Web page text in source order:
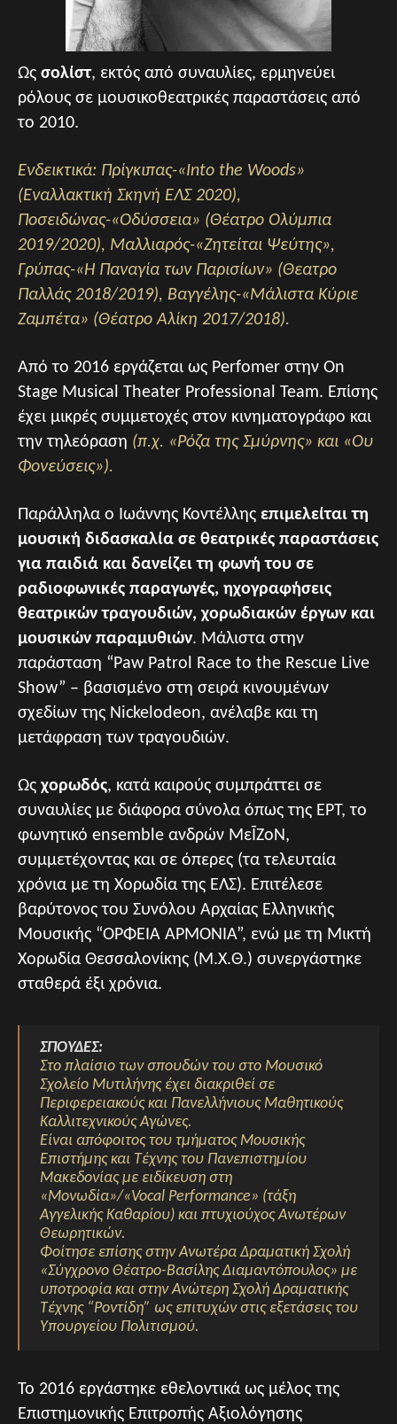
Ως σολίστ, εκτός από συναυλίες, ερμηνεύει
ρόλους σε μουσικοθεατρικές παραστάσεις από
το 2010.
Ενδεικτικά: Πρίγκιπας-«Into the Woods»
(Εναλλακτική Σκηνή ΕΛΣ 2020),
Ποσειδώνας-«Οδύσσεια» (Θέατρο Ολύμπια
2019/2020), Μαλλιαρός-«Ζητείται Ψεύτης»,
Γρύπας-«Η Παναγία των Παρισίων» (Θεατρο
Παλλάς 2018/2019), Βαγγέλης-«Μάλιστα Κύριε
Ζαμπέτα» (Θέατρο Αλίκη 2017/2018).
Από το 2016 εργάζεται ως Perfomer στην On
Stage Musical Theater Professional Team. Επίσης
έχει μικρές συμμετοχές στον κινηματογράφο και
την τηλεόραση (π.χ. «Ρόζα της Σμύρνης» και «Ου
Φονεύσεις»).
Παράλληλα ο Ιωάννης Κοντέλλης επιμελείται τη
μουσική διδασκαλία σε θεατρικές παραστάσεις
για παιδιά και δανείζει τη φωνή του σε
ραδιοφωνικές παραγωγές, ηχογραφήσεις
θεατρικών τραγουδιών, χορωδιακών έργων και
μουσικών παραμυθιών. Μάλιστα στην
παράσταση “Paw Patrol Race to the Rescue Live
Show” – βασισμένο στη σειρά κινουμένων
σχεδίων της Nickelodeon, ανέλαβε και τη
μετάφραση των τραγουδιών.
Ως χορωδός, κατά καιρούς συμπράττει σε
συναυλίες με διάφορα σύνολα όπως της ΕΡΤ, το
φωνητικό ensemble ανδρών ΜεĪΖοΝ,
συμμετέχοντας και σε όπερες (τα τελευταία
χρόνια με τη Χορωδία της ΕΛΣ). Επιτέλεσε
βαρύτονος του Συνόλου Αρχαίας Ελληνικής
Μουσικής “ΟΡΦΕΙΑ ΑΡΜΟΝΙΑ”, ενώ με τη Μικτή
Χορωδία Θεσσαλονίκης (Μ.Χ.Θ.) συνεργάστηκε
σταθερά έξι χρόνια.
ΣΠΟΥΔΕΣ:
Στο πλαίσιο των σπουδών του στο Μουσικό
Σχολείο Μυτιλήνης έχει διακριθεί σε
Περιφερειακούς και Πανελλήνιους Μαθητικούς
Καλλιτεχνικούς Αγώνες.
Είναι απόφοιτος του τμήματος Μουσικής
Επιστήμης και Τέχνης του Πανεπιστημίου
Μακεδονίας με ειδίκευση στη
«Μονωδία»/«Vocal Performance» (τάξη
Αγγελικής Καθαρίου) και πτυχιούχος Ανωτέρων
Θεωρητικών.
Φοίτησε επίσης στην Ανωτέρα Δραματική Σχολή
«Σύγχρονο Θέατρο-Βασίλης Διαμαντόπουλος» με
υποτροφία και στην Ανώτερη Σχολή Δραματικής
Τέχνης “Ροντίδη” ως επιτυχών στις εξετάσεις του
Υπουργείου Πολιτισμού.
Το 2016 εργάστηκε εθελοντικά ως μέλος της
Επιστημονικής Επιτροπής Αξιολόγησης